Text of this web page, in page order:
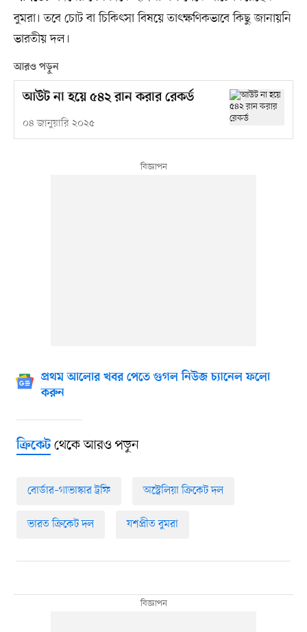
বুমরা। তবে চোট বা চিকিৎসা বিষয়ে তাৎক্ষণিকভাবে কিছু জানায়নি
ভারতীয় দল।
আরও পড়ুন
আউট না হয়ে ৫৪২ রান করার রেকর্ড
০৪ জানুয়ারি ২০২৫
প্রথম আলোর খবর পেতে গুগল নিউজ চ্যানেল ফলো
করুন
ক্রিকেটথেকে আরও পড়ুন
বোর্ডার–গাভাস্কার ট্রফি অস্ট্রেলিয়া ক্রিকেট দল
ভারত ক্রিকেট দল যশপ্রীত বুমরা